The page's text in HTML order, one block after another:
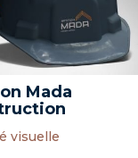
Mada
visuelle